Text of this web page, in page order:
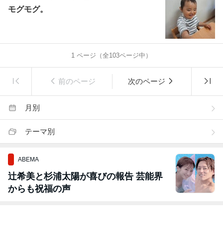
モグモグ。
1 ページ（全103ページ中）
前のページ 次のページ
月別
テーマ別
ABEMA
辻希美と杉浦太陽が喜びの報告 芸能界
からも祝福の声